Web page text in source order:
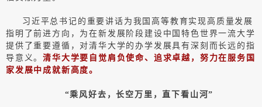
习近平总书记的重要讲话为我国高等教育实现高质量发展
指明了前进方向，为在新发展阶段建设中国特色世界一流大学
提供了重要遵循，对清华大学的办学发展具有深刻而长远的指
导意义。清华大学要自觉肩负使命、追求卓越，努力在服务国
家发展中成就新高度。
“乘风好去，长空万里，直下看山河”